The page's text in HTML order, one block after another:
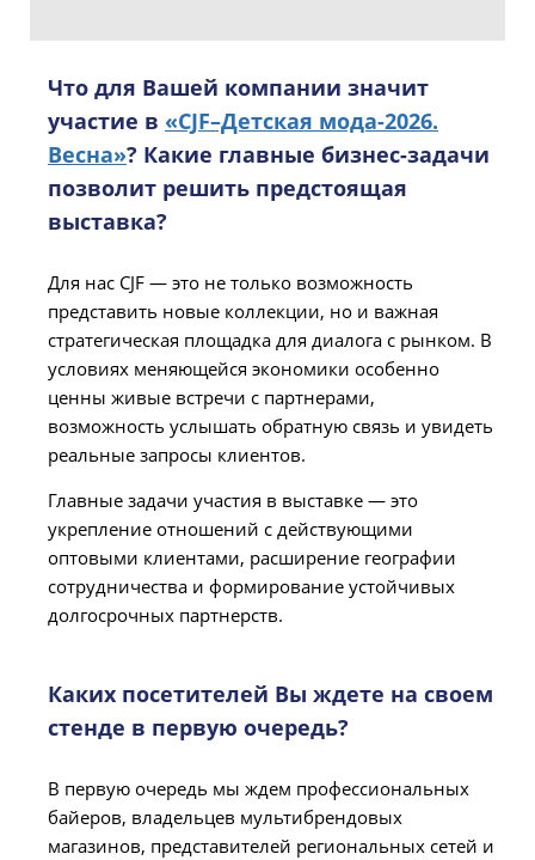
Что для Вашей компании значит
участие в «CJF–Детская мода-2026.
Весна»? Какие главные бизнес-задачи
позволит решить предстоящая
выставка?
Для нас CJF — это не только возможность
представить новые коллекции, но и важная
стратегическая площадка для диалога с рынком. В
условиях меняющейся экономики особенно
ценны живые встречи с партнерами,
возможность услышать обратную связь и увидеть
реальные запросы клиентов.
Главные задачи участия в выставке — это
укрепление отношений с действующими
оптовыми клиентами, расширение географии
сотрудничества и формирование устойчивых
долгосрочных партнерств.
Каких посетителей Вы ждете на своем
стенде в первую очередь?
В первую очередь мы ждем профессиональных
байеров, владельцев мультибрендовых
магазинов, представителей региональных сетей и